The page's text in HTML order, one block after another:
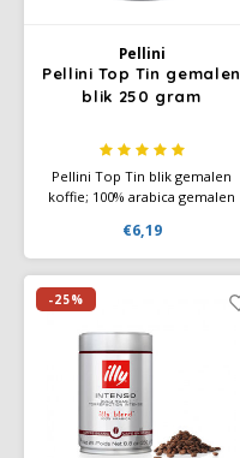
Pellini
Pellini Top Tin gemalen
blik 250 gram
Pellini Top Tin blik gemalen
koffie; 100% arabica gemalen
en een delicate smaak, voor
een echte espresso. Bij
voorkeur drinken zonder
suiker. Italiaanse koffie.
€6,19
-25%